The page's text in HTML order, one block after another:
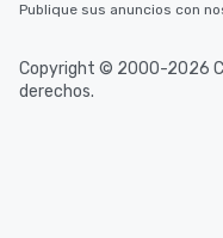
Publique sus anuncios con
Copyright © 2000-2026
derechos.